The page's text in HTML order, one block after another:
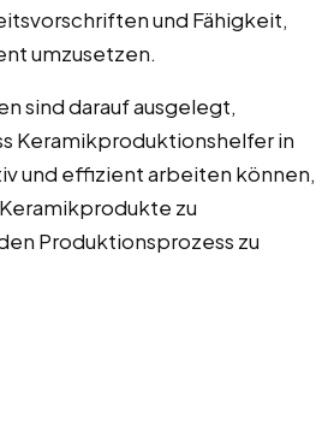
und Fähigkeit,
umzusetzen.
sind darauf ausgelegt,
Keramikproduktionshelfer in
und effizient arbeiten können,
zu
Produktionsprozess zu